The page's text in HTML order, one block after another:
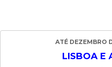
ATÉ DEZEMBRO
LISBOA E